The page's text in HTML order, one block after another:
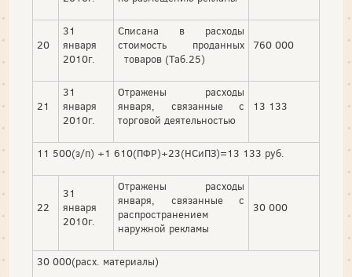
20
31
января
2010г.
Списана в расходы
стоимость проданных
товаров (Таб.25)
760 000
21
31
января
2010г.
Отражены расходы
января, связанные с
торговой деятельностью
13 133
11 500(з/п) +1 610(ПФР)+23(НСиПЗ)=13 133 руб.
22
31
января
2010г.
Отражены расходы
января, связанные с
распространением
наружной рекламы
30 000
30 000(расх. материалы)